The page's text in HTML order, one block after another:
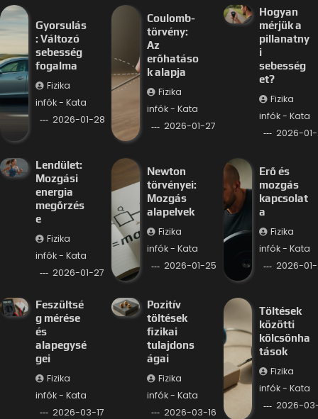
Gyorsulás
: Változó
sebesség
fogalma
Fizika
infók - Kata
2026-01-28
Coulomb-
törvény:
Az
erőhatáso
k alapja
Fizika
infók - Kata
2026-01-27
Hogyan
mérjük a
pillanatny
i
sebesség
et?
Fizika
infók - Kata
2026-
Lendület:
Mozgási
energia
megőrzés
e
Fizika
infók - Kata
2026-01-27
Newton
törvényei:
Mozgás
alapelvek
Fizika
infók - Kata
2026-01-25
Erő és
mozgás
kapcsolat
a
Fizika
infók - Kata
2026-
Feszültsé
g mérése
és
alapegysé
gei
Fizika
infók - Kata
2026-03-17
Pozitív
töltések
fizikai
tulajdons
ágai
Fizika
infók - Kata
2026-03-16
Töltések
közötti
kölcsönha
tások
Fizika
infók - Kata
2026-